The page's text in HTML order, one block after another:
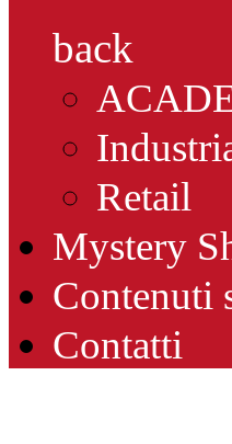
back
Retail
Mystery
Contenuti
Contatti